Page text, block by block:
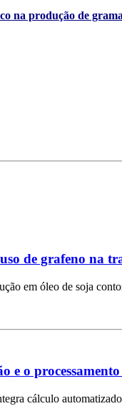
na produção de
de grafeno na
em óleo de soja
e o
cálculo